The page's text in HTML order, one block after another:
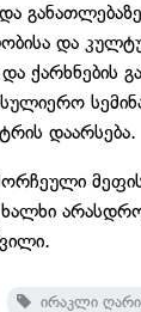
და
ქარხნების
დაარსება.
ირაკლი